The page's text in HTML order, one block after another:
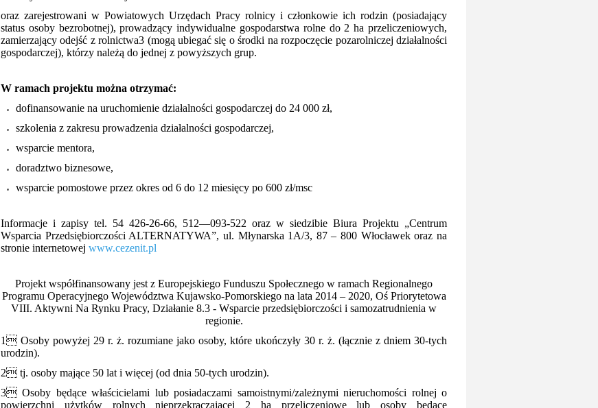
oraz zarejestrowani w Powiatowych Urzędach Pracy rolnicy i członkowie ich rodzin (posiadający
status osoby bezrobotnej), prowadzący indywidualne gospodarstwa rolne do 2 ha przeliczeniowych,
zamierzający odejść z rolnictwa3 (mogą ubiegać się o środki na rozpoczęcie pozarolniczej działalności
gospodarczej), którzy należą do jednej z powyższych grup.
W ramach projektu można otrzymać:
dofinansowanie na uruchomienie działalności gospodarczej do 24 000 zł,
szkolenia z zakresu prowadzenia działalności gospodarczej,
wsparcie mentora,
doradztwo biznesowe,
wsparcie pomostowe przez okres od 6 do 12 miesięcy po 600 zł/msc
Informacje i zapisy tel. 54 426-26-66, 512—093-522 oraz w siedzibie Biura Projektu „Centrum
Wsparcia Przedsiębiorczości ALTERNATYWA”, ul. Młynarska 1A/3, 87 – 800 Włocławek oraz na
stronie internetowej www.cezenit.pl
Projekt współfinansowany jest z Europejskiego Funduszu Społecznego w ramach Regionalnego
Programu Operacyjnego Województwa Kujawsko-Pomorskiego na lata 2014 – 2020, Oś Priorytetowa
VIII. Aktywni Na Rynku Pracy, Działanie 8.3 - Wsparcie przedsiębiorczości i samozatrudnienia w
regionie.
1 Osoby powyżej 29 r. ż. rozumiane jako osoby, które ukończyły 30 r. ż. (łącznie z dniem 30-tych
urodzin).
2 tj. osoby mające 50 lat i więcej (od dnia 50-tych urodzin).
3 Osoby będące właścicielami lub posiadaczami samoistnymi/zależnymi nieruchomości rolnej o
powierzchni użytków rolnych nieprzekraczającej 2 ha przeliczeniowe lub osoby będące